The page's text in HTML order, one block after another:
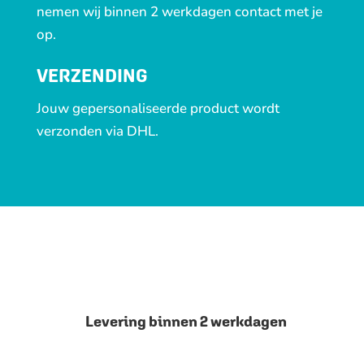
nemen wij binnen 2 werkdagen contact met je
op.
VERZENDING
Jouw gepersonaliseerde product wordt
verzonden via DHL.
Levering binnen 2 werkdagen